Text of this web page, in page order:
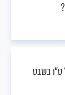
ט"ו בשבט